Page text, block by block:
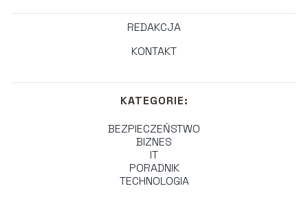
REDAKCJA
KONTAKT
KATEGORIE:
BEZPIECZEŃSTWO
BIZNES
IT
PORADNIK
TECHNOLOGIA